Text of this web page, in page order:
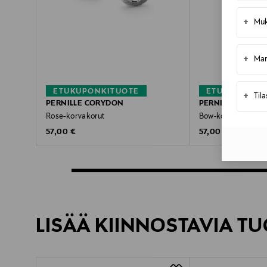
+
+
+
ETUKUPONKITUOTE
PERNILLE CORYDON
Rose-korvakorut
Original Price
57,00 €
PERNILLE
Bow-korvakorut
Original Price
57,00 €
LISÄÄ KIINNOSTAVIA